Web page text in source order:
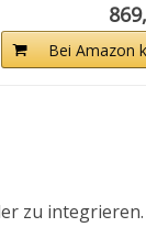
Bei Amazon
zu integrieren.